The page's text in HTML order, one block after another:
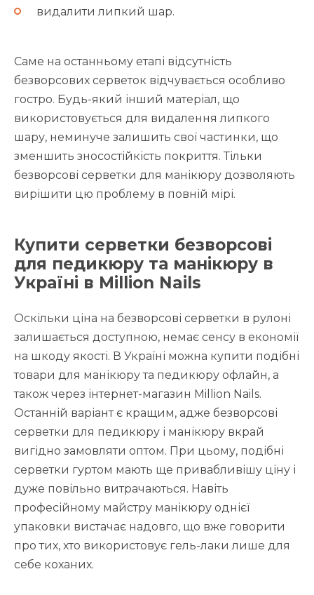
видалити липкий шар.
Саме на останньому етапі відсутність
безворсових серветок відчувається особливо
гостро. Будь-який інший матеріал, що
використовується для видалення липкого
шару, неминуче залишить свої частинки, що
зменшить зносостійкість покриття. Тільки
безворсові серветки для манікюру дозволяють
вирішити цю проблему в повній мірі.
Купити серветки безворсові
для педикюру та манікюру в
Україні в Million Nails
Оскільки ціна на безворсові серветки в рулоні
залишається доступною, немає сенсу в економії
на шкоду якості. В Україні можна купити подібні
товари для манікюру та педикюру офлайн, а
також через інтернет-магазин Million Nails.
Останній варіант є кращим, адже безворсові
серветки для педикюру і манікюру вкрай
вигідно замовляти оптом. При цьому, подібні
серветки гуртом мають ще привабливішу ціну і
дуже повільно витрачаються. Навіть
професійному майстру манікюру однієї
упаковки вистачає надовго, що вже говорити
про тих, хто використовує гель-лаки лише для
себе коханих.